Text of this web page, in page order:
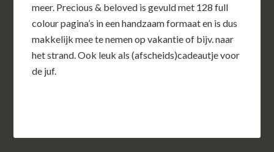
meer. Precious & beloved is gevuld met 128 full
colour pagina’s in een handzaam formaat en is dus
makkelijk mee te nemen op vakantie of bijv. naar
het strand. Ook leuk als (afscheids)cadeautje voor
de juf.